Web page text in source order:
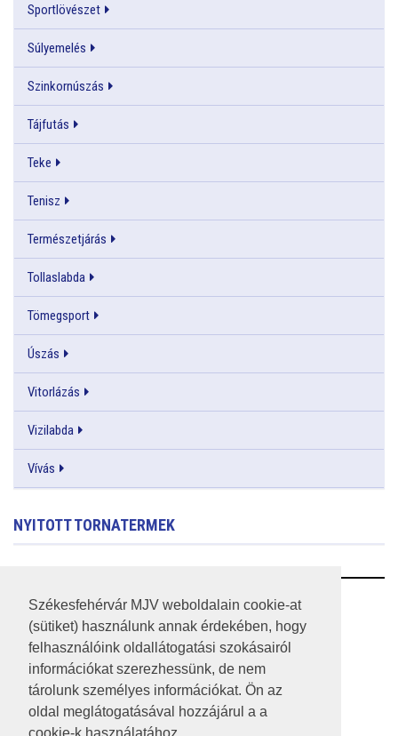
Székesfehérvár MJV weboldalain cookie-at
(sütiket) használunk annak érdekében, hogy
felhasználóink oldallátogatási szokásairól
információkat szerezhessünk, de nem
tárolunk személyes információkat. Ön az
oldal meglátogatásával hozzájárul a a
Sportlövészet
Súlyemelés
Szinkornúszás
Tájfutás
Teke
Tenisz
Természetjárás
Tollaslabda
Tömegsport
Úszás
Vitorlázás
Vizilabda
Vívás
NYITOTT TORNATERMEK
RSS
A HONLAP 2017.03.31-I ÁLLAPOTA
JOGI NYILATKOZAT
IMPRESSZUM